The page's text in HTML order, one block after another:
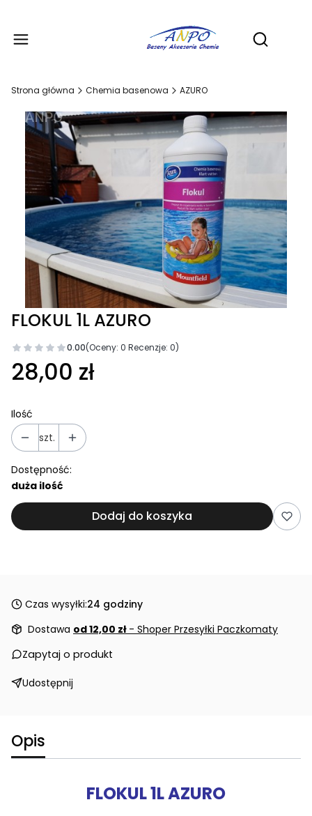
Otwórz
Strona główna Chemia basenowa AZURO
FLOKUL 1L AZURO
0.00(Oceny: 0 Recenzje: 0)
28,00 zł
Ilość
szt.
Dostępność:
duża ilość
Dodaj do koszyka
Czas wysyłki:24 godziny
Dostawa od 12,00 zł - Shoper Przesyłki Paczkomaty
Zapytaj o produkt
Udostępnij
Opis
FLOKUL 1L AZURO